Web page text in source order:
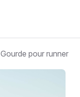
Gourde pour runner